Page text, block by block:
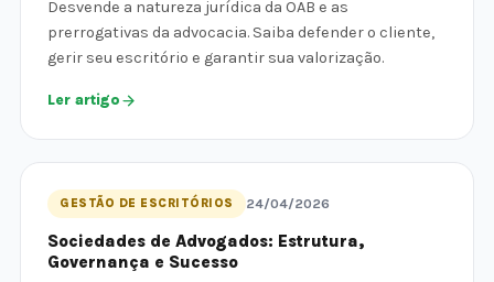
Desvende a natureza jurídica da OAB e as
prerrogativas da advocacia. Saiba defender o cliente,
gerir seu escritório e garantir sua valorização.
Ler artigo
GESTÃO DE ESCRITÓRIOS 24/04/2026
Sociedades de Advogados: Estrutura,
Governança e Sucesso